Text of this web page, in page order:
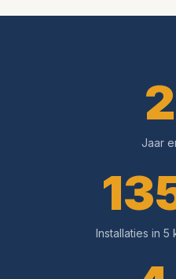
Jaar
Installaties in 5